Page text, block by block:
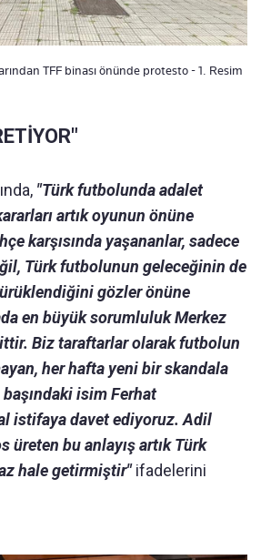
TFF binası önünde protesto - 1. Resim
"Türk futbolunda adalet
artık oyunun önüne
karşısında yaşananlar, sadece
Türk futbolunun geleceğinin de
gözler önüne
en büyük sorumluluk Merkez
Biz taraftarlar olarak futbolun
her hafta yeni bir skandala
isim Ferhat
istifaya davet ediyoruz. Adil
üreten bu anlayış artık Türk
hale getirmiştir"ifadelerini